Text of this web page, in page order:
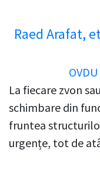
Raed Arafat,
OVDU
La fiecare zvon
schimbare din
fruntea
urgențe, tot de